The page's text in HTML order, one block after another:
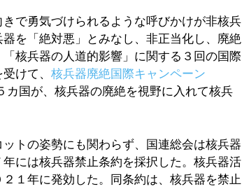
で勇気づけられるような呼びかけが非核兵
を「絶対悪」とみなし、非正当化し、廃絶
核兵器の人道的影響」に関する３回の国際
けて、 核兵器廃絶国際キャンペーン
カ国が、核兵器の廃絶を視野に入れて核兵
トの姿勢にも関わらず、国連総会は核兵器
には核兵器禁止条約を採択した。核兵器活
１年に発効した。同条約は、核兵器を禁止